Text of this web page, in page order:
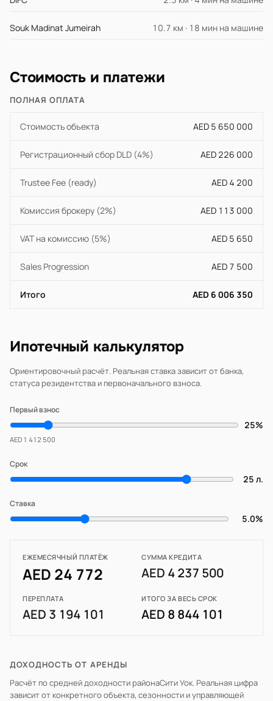
Souk Madinat Jumeirah 10.7 км · 18 мин на машине
Стоимость и платежи
ПОЛНАЯ ОПЛАТА
Стоимость объекта AED 5 650 000
Регистрационный сбор DLD (4%) AED 226 000
Trustee Fee (ready) AED 4 200
Комиссия брокеру (2%) AED 113 000
VAT на комиссию (5%) AED 5 650
Sales Progression AED 7 500
Итого AED 6 006 350
Ипотечный калькулятор
Ориентировочный расчёт. Реальная ставка зависит от банка,
статуса резидентства и первоначального взноса.
Первый взнос
25%
AED 1 412 500
Срок
25 л.
Ставка
5.0%
ЕЖЕМЕСЯЧНЫЙ ПЛАТЁЖ
AED 24 772
СУММА КРЕДИТА
AED 4 237 500
ПЕРЕПЛАТА
AED 3 194 101
ИТОГО ЗА ВЕСЬ СРОК
AED 8 844 101
ДОХОДНОСТЬ ОТ АРЕНДЫ
Расчёт по средней доходности районаСити Уок. Реальная цифра
зависит от конкретного объекта, сезонности и управляющей